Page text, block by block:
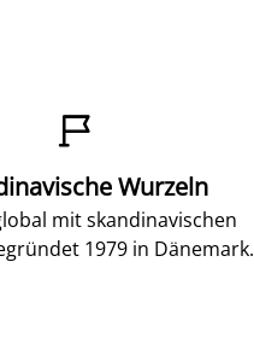

Wurzeln
mit skandinavischen
1979 in Dänemark.